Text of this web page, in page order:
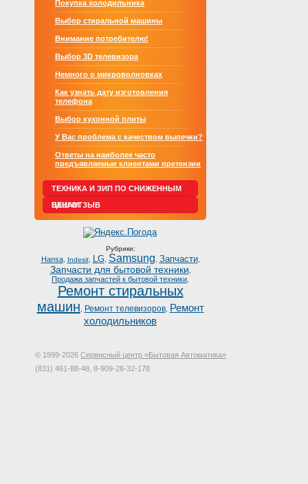
Покупка холодильника
Выбор стиральной машины
Внимание потребителю!
Выбор 3D телевизора
Немного о микроволновках
Как узнать дату изготовления
телефона
Выбор кухонной плиты
У Вас проблема с качеством выпечки?
Ответы на наиболее часто
предъявляемые клиентами претензии
ТЕХНИКА И ЗИП ПО СНИЖЕННЫМ
ЦЕНАМ
ВАШ ОТЗЫВ
Рубрики:
Hansa, Indesit, LG, Samsung Запчасти,
Запчасти для бытовой техники
Продажа запчастей к бытовой техники
Ремонт стиральных
машин
Ремонт телевизоров,
Ремонт
холодильников
© 1999-2026 Сервисный центр «Бытовая Автоматика»
(831) 461-88-48, 8-909-28-32-178